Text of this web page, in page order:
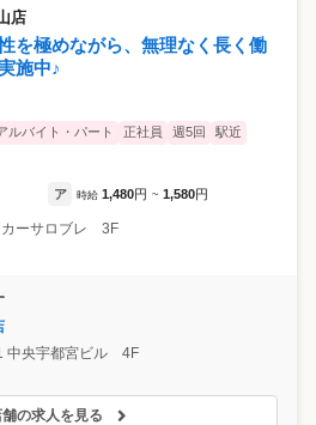
店
を極めながら、無理なく長く働
施中♪
ルバイト・パート 正社員 週5回
駅近
ア 時給 1,480円 ~ 1,580円
カーサロブレ 3F
中央宇都宮ビル 4F
舗の求人を見る